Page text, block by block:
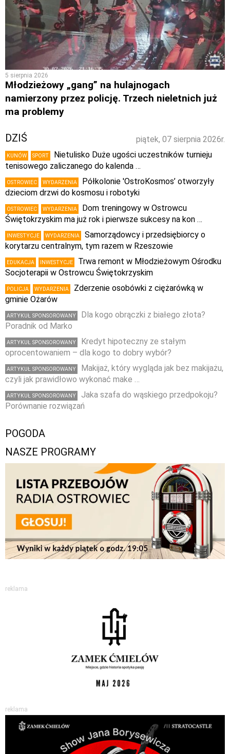
5 sierpnia 2026
Młodzieżowy „gang” na hulajnogach
namierzony przez policję. Trzech nieletnich już
ma problemy
piątek, 07 sierpnia 2026r.
DZIŚ
KUNÓW SPORT
Nietulisko Duże ugości uczestników turnieju
tenisowego zaliczanego do kalenda …
OSTROWIEC WYDARZENIA
Półkolonie 'OstroKosmos’ otworzyły
dzieciom drzwi do kosmosu i robotyki
OSTROWIEC WYDARZENIA
Dom treningowy w Ostrowcu
Świętokrzyskim ma już rok i pierwsze sukcesy na kon …
INWESTYCJE WYDARZENIA
Samorządowcy i przedsiębiorcy o
korytarzu centralnym, tym razem w Rzeszowie
EDUKACJA INWESTYCJE
Trwa remont w Młodzieżowym Ośrodku
Socjoterapii w Ostrowcu Świętokrzyskim
POLICJA WYDARZENIA
Zderzenie osobówki z ciężarówką w
gminie Ożarów
ARTYKUŁ SPONSOROWANY
Dla kogo obrączki z białego złota?
Poradnik od Marko
ARTYKUŁ SPONSOROWANY
Kredyt hipoteczny ze stałym
oprocentowaniem – dla kogo to dobry wybór?
ARTYKUŁ SPONSOROWANY
Makijaż, który wygląda jak bez makijażu,
czyli jak prawidłowo wykonać make …
ARTYKUŁ SPONSOROWANY
Jaka szafa do wąskiego przedpokoju?
Porównanie rozwiązań
POGODA
NASZE PROGRAMY
reklama
reklama